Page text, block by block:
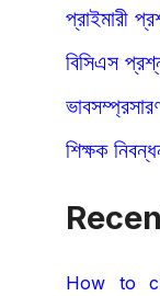
প্রাইমারী
বিসিএস
শিক্ষক
How to